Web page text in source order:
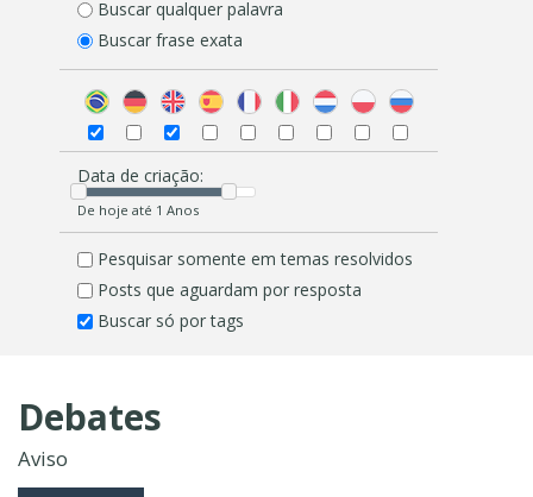
Buscar qualquer palavra
Buscar frase exata
Data de criação:
De hoje até 1 Anos
Pesquisar somente em temas resolvidos
Posts que aguardam por resposta
Buscar só por tags
Debates
Aviso